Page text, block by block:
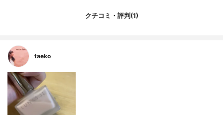
スクワラン、ヘーゼルナッツ油、水、BG、
クチコミ・評判(1)
taeko